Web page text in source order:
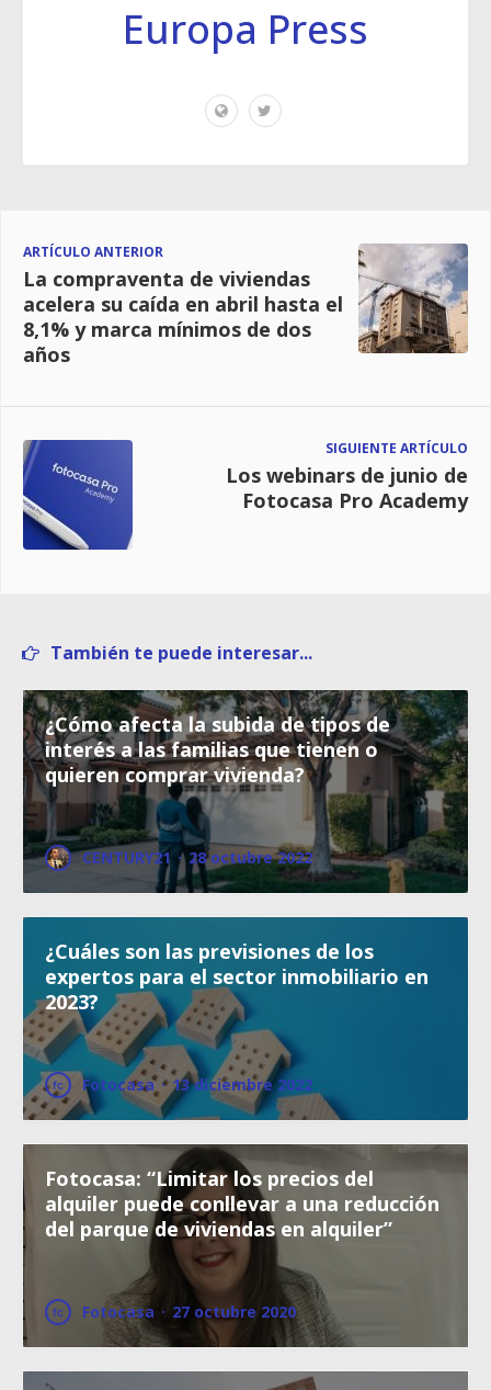
Europa Press
ARTÍCULO ANTERIOR
La compraventa de viviendas
acelera su caída en abril hasta el
8,1% y marca mínimos de dos
años
SIGUIENTE ARTÍCULO
Los webinars de junio de
Fotocasa Pro Academy
También te puede interesar...
¿Cómo afecta la subida de tipos de
interés a las familias que tienen o
quieren comprar vivienda?
CENTURY21 · 28 octubre 2022
¿Cuáles son las previsiones de los
expertos para el sector inmobiliario en
2023?
Fotocasa · 13 diciembre 2022
Fotocasa: “Limitar los precios del
alquiler puede conllevar a una reducción
del parque de viviendas en alquiler”
Fotocasa · 27 octubre 2020